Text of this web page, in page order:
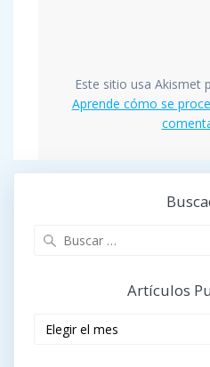
Este sitio usa Akismet
Aprende cómo se
Artículos